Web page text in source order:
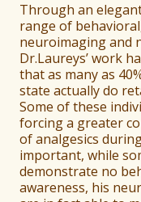
Through an
range of
neuroimaging and
Dr.Laureys’ work
that as many as
state actually do
Some of these
forcing a greater
of analgesics
important, while
demonstrate no
awareness, his